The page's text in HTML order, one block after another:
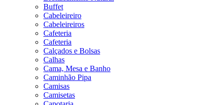
Buffet
Cabeleireiro
Cabeleireiros
Cafeteria
Cafeteria
Calçados e Bolsas
Calhas
Cama, Mesa e Banho
Caminhão Pipa
Camisas
Camisetas